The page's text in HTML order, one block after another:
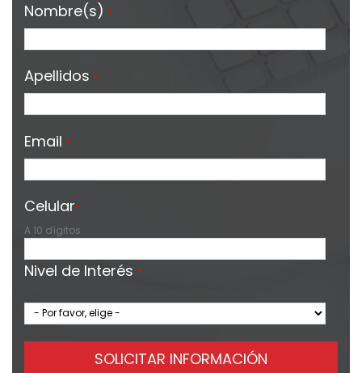
Nombre(s) *
Apellidos *
Email *
Celular*
A 10 dígitos
Nivel de Interés *
SOLICITAR INFORMACIÓN